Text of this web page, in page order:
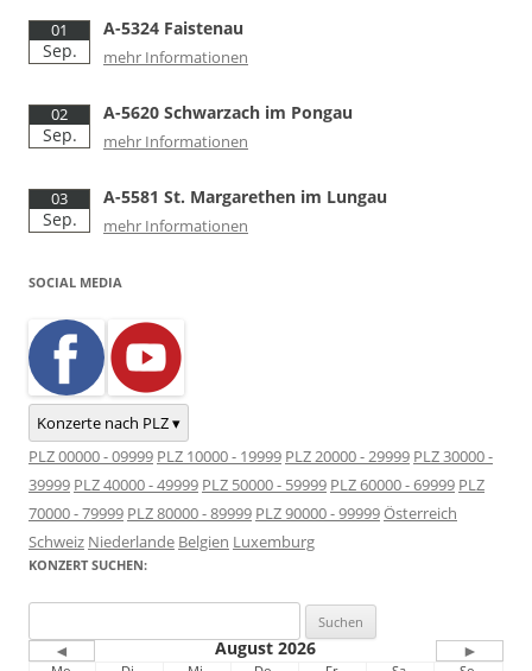
01
Sep.
A-5324 Faistenau
mehr Informationen
02
Sep.
A-5620 Schwarzach im Pongau
mehr Informationen
03
Sep.
A-5581 St. Margarethen im Lungau
mehr Informationen
SOCIAL MEDIA
Konzerte nach PLZ ▾
PLZ 00000 - 09999 PLZ 10000 - 19999 PLZ 20000 - 29999 PLZ 30000 -
39999 PLZ 40000 - 49999 PLZ 50000 - 59999 PLZ 60000 - 69999 PLZ
70000 - 79999 PLZ 80000 - 89999 PLZ 90000 - 99999Österreich
Schweiz Niederlande Belgien Luxemburg
KONZERT SUCHEN:
nach:
◄ August 2026 ►